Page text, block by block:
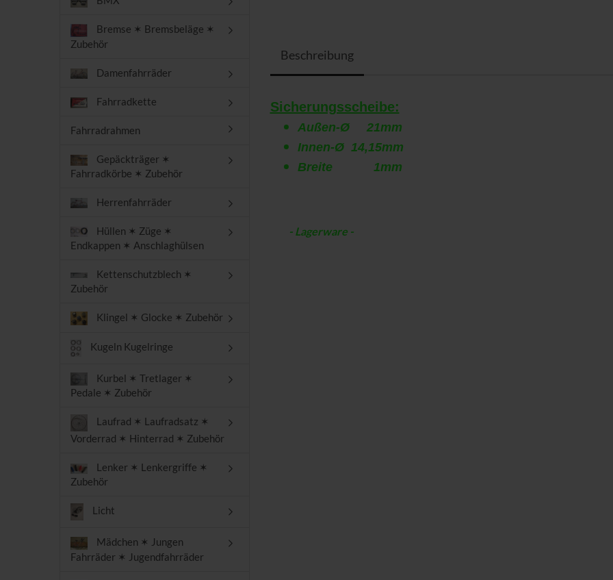
Beschreibung
Sicherungsscheibe:
Außen-Ø 21mm
Innen-Ø 14,15mm
Breite 1mm
- Lagerware -
Bremse ✶ Bremsbeläge ✶
Zubehör
Damenfahrräder
Fahrradkette
Fahrradrahmen
Gepäckträger ✶
Fahrradkörbe ✶ Zubehör
Herrenfahrräder
Hüllen ✶ Züge ✶
Endkappen ✶ Anschlaghülsen
Kettenschutzblech ✶
Zubehör
Klingel ✶ Glocke ✶ Zubehör
Kugeln Kugelringe
Kurbel ✶ Tretlager ✶
Pedale ✶ Zubehör
Laufrad ✶ Laufradsatz ✶
Vorderrad ✶ Hinterrad ✶ Zubehör
Lenker ✶ Lenkergriffe ✶
Zubehör
Licht
Mädchen ✶ Jungen
Fahrräder ✶ Jugendfahrräder